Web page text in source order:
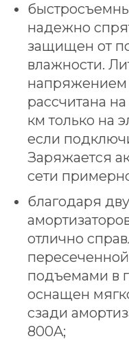
надежно
защищен от
влажности.
напряжением
рассчитана
км только на
если
Заряжается
сети
благодаря
отлично
подъемами в
оснащен
сзади
800A;